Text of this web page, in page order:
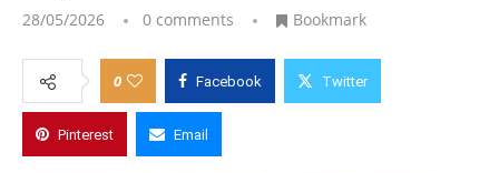
28/05/2026 0 comments Bookmark
0 Facebook Twitter
Pinterest Email